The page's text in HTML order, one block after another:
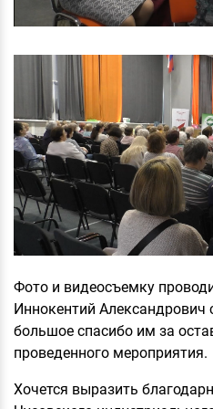
Фото и видеосъемку
Иннокентий Александрович
большое спасибо им за
проведенного мероприятия.
Хочется выразить